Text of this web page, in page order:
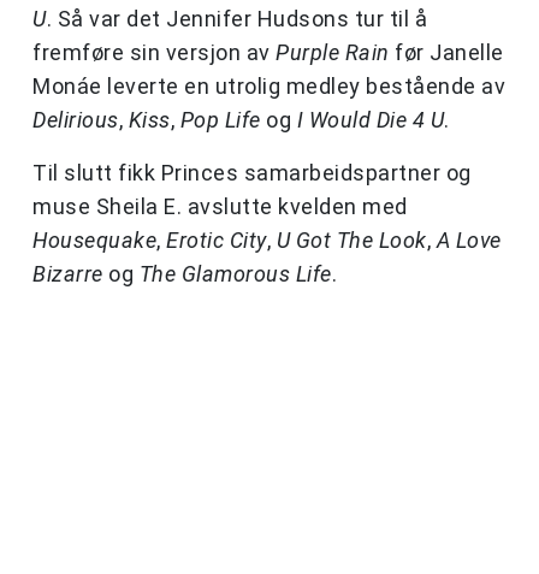
U. Så var det Jennifer Hudsons tur til å
fremføre sin versjon av Purple Rain før Janelle
Monáe leverte en utrolig medley bestående av
Delirious, Kiss, Pop Life og I Would Die 4 U.
Til slutt fikk Princes samarbeidspartner og
muse Sheila E. avslutte kvelden med
Housequake, Erotic City, U Got The Look, A Love
Bizarre og The Glamorous Life.